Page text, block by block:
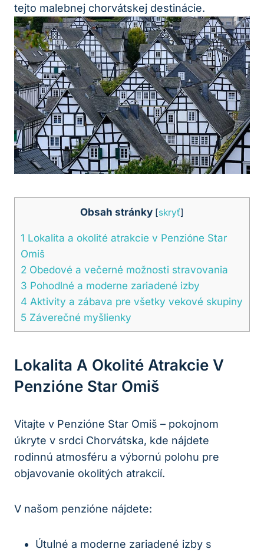
tejto malebnej chorvátskej destinácie.
Obsah stránky [skryť]
1 Lokalita a okolité atrakcie v Penzióne Star
Omiš
2 Obedové a večerné možnosti stravovania
3 Pohodlné a moderne zariadené izby
4 Aktivity a zábava pre všetky vekové skupiny
5 Záverečné myšlienky
Lokalita A Okolité Atrakcie V
Penzióne Star Omiš
Vitajte v Penzióne Star Omiš – pokojnom
úkryte v srdci Chorvátska, kde nájdete
rodinnú atmosféru a výbornú polohu pre
objavovanie okolitých atrakcií.
V našom penzióne nájdete:
Útulné a moderne zariadené izby s